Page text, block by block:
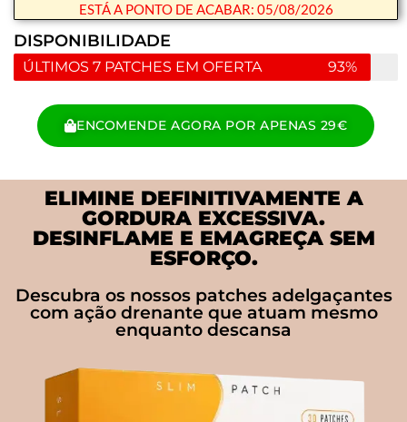
ESTÁ A PONTO DE ACABAR: 05/08/2026
DISPONIBILIDADE
ÚLTIMOS 7 PATCHES EM OFERTA 93%
ENCOMENDE AGORA POR APENAS 29€
ELIMINE DEFINITIVAMENTE A
GORDURA EXCESSIVA.
DESINFLAME E EMAGREÇA SEM
ESFORÇO.
Descubra os nossos patches adelgaçantes
com ação drenante que atuam mesmo
enquanto descansa